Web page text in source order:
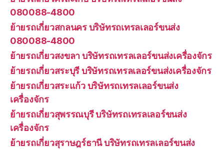
080088-4800
ย้ายรถเกี่ยวสกลนคร บริษัทรถเทรลเลอร์ขนส่ง
080088-4800
ย้ายรถเกี่ยวสงขลา บริษัทรถเทรลเลอร์ขนส่งเครื่องจักร
ย้ายรถเกี่ยวสระบุรี บริษัทรถเทรลเลอร์ขนส่งเครื่องจักร
ย้ายรถเกี่ยวสระแก้ว บริษัทรถเทรลเลอร์ขนส่ง
เครื่องจักร
ย้ายรถเกี่ยวสุพรรณบุรี บริษัทรถเทรลเลอร์ขนส่ง
เครื่องจักร
ย้ายรถเกี่ยวสุราษฎร์ธานี บริษัทรถเทรลเลอร์ขนส่ง